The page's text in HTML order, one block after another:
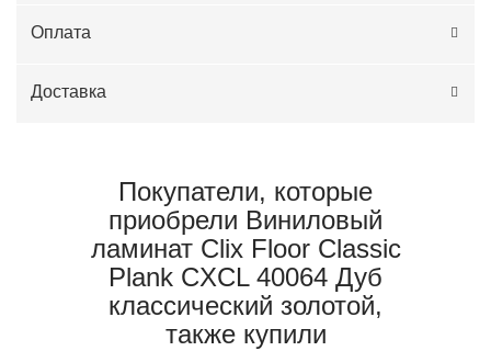
Оплата
Доставка
Покупатели, которые
приобрели Виниловый
ламинат Clix Floor Classic
Plank CXCL 40064 Дуб
классический золотой,
также купили